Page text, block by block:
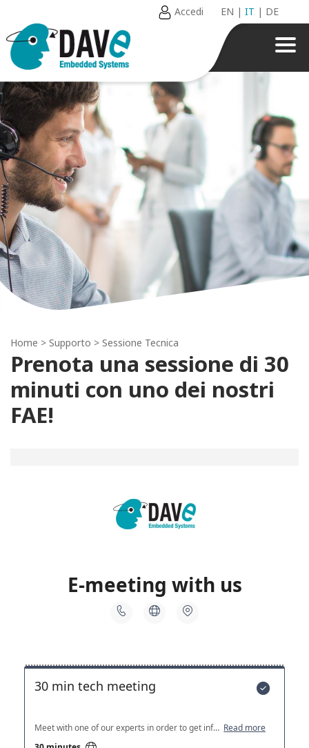
Accedi EN |IT | DE
Home > Supporto > Sessione Tecnica
Prenota una sessione di 30
minuti con uno dei nostri
FAE!